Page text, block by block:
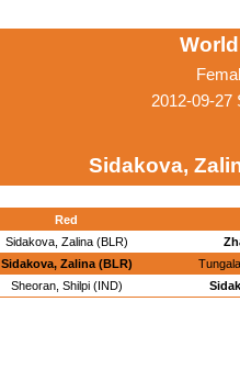
2012-09-27
Sidakova,
Red
Sidakova, Zalina (BLR)
Sidakova, Zalina (BLR)
Sheoran, Shilpi (IND)